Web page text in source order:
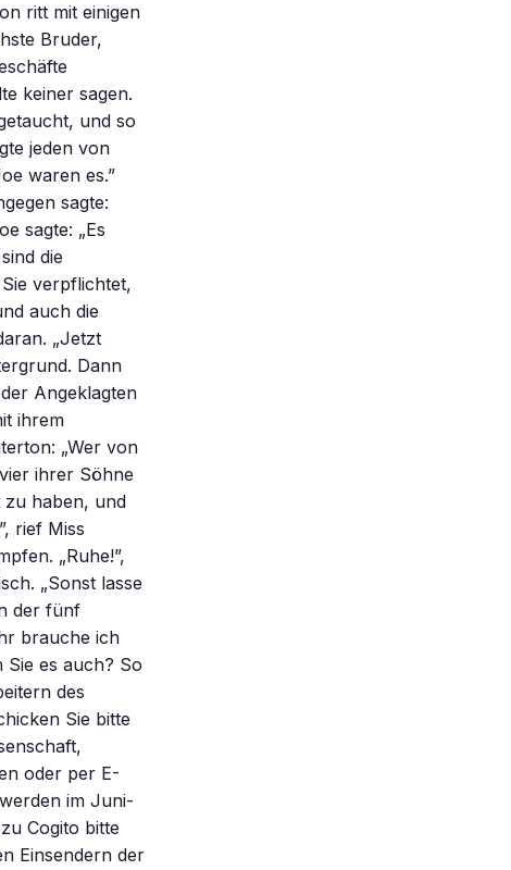
ritt mit einigen
Bruder,
keiner sagen.
und so
jeden von
waren es.”
sagte:
sagte: „Es
die
verpflichtet,
auch die
„Jetzt
Dann
Angeklagten
ihrem
„Wer von
ihrer Söhne
zu haben, und
rief Miss
„Ruhe!”,
„Sonst lasse
der fünf
brauche ich
es auch? So
des
Sie bitte
oder per E-
im Juni-
Cogito bitte
Einsendern der